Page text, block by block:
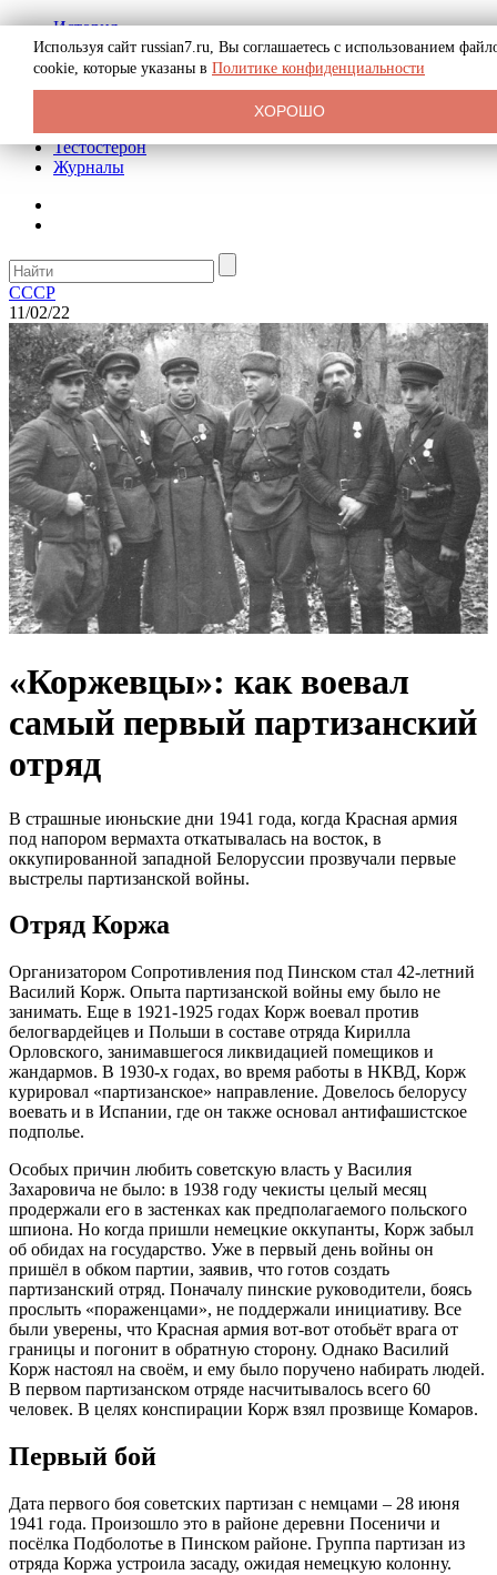
История
Биография
Криминал
Реклама на сайте
Тестостерон
Журналы
СССР
11/02/22
«Коржевцы»: как воевал
самый первый партизанский
отряд
В страшные июньские дни 1941 года, когда Красная армия
под напором вермахта откатывалась на восток, в
оккупированной западной Белоруссии прозвучали первые
выстрелы партизанской войны.
Отряд Коржа
Организатором Сопротивления под Пинском стал 42-летний
Василий Корж. Опыта партизанской войны ему было не
занимать. Еще в 1921-1925 годах Корж воевал против
белогвардейцев и Польши в составе отряда Кирилла
Орловского, занимавшегося ликвидацией помещиков и
жандармов. В 1930-х годах, во время работы в НКВД, Корж
курировал «партизанское» направление. Довелось белорусу
воевать и в Испании, где он также основал антифашистское
подполье.
Особых причин любить советскую власть у Василия
Захаровича не было: в 1938 году чекисты целый месяц
продержали его в застенках как предполагаемого польского
шпиона. Но когда пришли немецкие оккупанты, Корж забыл
об обидах на государство. Уже в первый день войны он
пришёл в обком партии, заявив, что готов создать
партизанский отряд. Поначалу пинские руководители, боясь
прослыть «пораженцами», не поддержали инициативу. Все
были уверены, что Красная армия вот-вот отобьёт врага от
границы и погонит в обратную сторону. Однако Василий
Корж настоял на своём, и ему было поручено набирать людей.
В первом партизанском отряде насчитывалось всего 60
человек. В целях конспирации Корж взял прозвище Комаров.
Первый бой
Дата первого боя советских партизан с немцами – 28 июня
1941 года. Произошло это в районе деревни Посеничи и
посёлка Подболотье в Пинском районе. Группа партизан из
отряда Коржа устроила засаду, ожидая немецкую колонну.
Используя сайт russian7.ru, Вы соглашаетесь с использованием
cookie, которые указаны в Политике конфиденциальности
ХОРОШО